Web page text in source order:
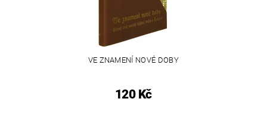
VE ZNAMENÍ NOVÉ DOBY
120 Kč